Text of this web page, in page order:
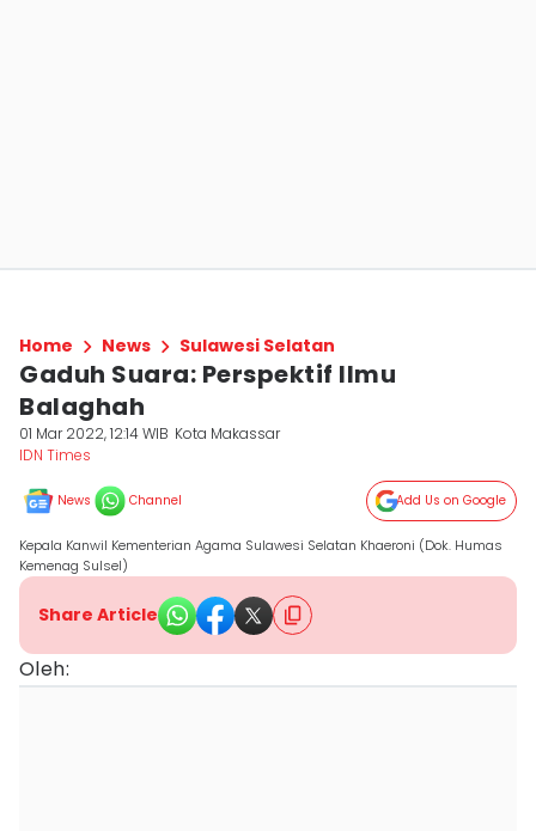
Home News Sulawesi Selatan
Gaduh Suara: Perspektif Ilmu
Balaghah
01 Mar 2022, 12:14 WIB Kota Makassar
IDN Times
News Channel Add Us on Google
Kepala Kanwil Kementerian Agama Sulawesi Selatan Khaeroni (Dok. Humas
Kemenag Sulsel)
Share Article
Oleh: